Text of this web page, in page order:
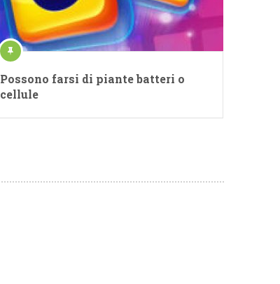
Possono farsi di piante batteri o
cellule